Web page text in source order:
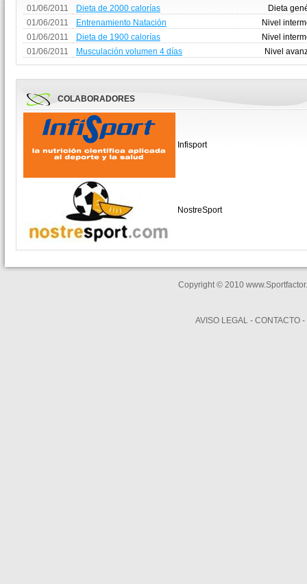
01/06/2011
Dieta de 2000 calorías
Dieta
01/06/2011
Entrenamiento Natación
Nivel
01/06/2011
Dieta de 1900 calorías
Nivel
01/06/2011
Musculación volumen 4 días Nivel
COLABORADORES
Infisport
NostreSport
Copyright © 2010
AVISO LEGAL - CONTACTO -